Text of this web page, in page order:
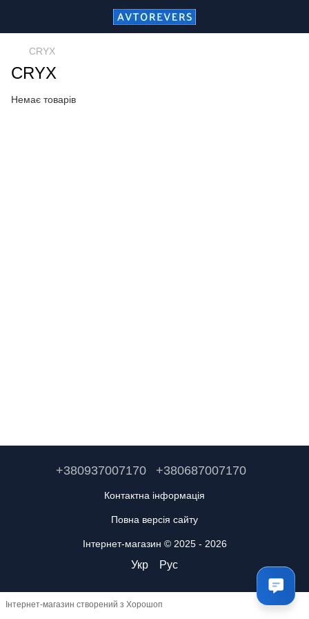
CRYX
CRYX
Немає товарів
+380937007170 +380687007170
Контактна інформація
Повна версія сайту
Інтернет-магазин © 2025 - 2026
Укр Рус
Інтернет-магазин створений з Хорошоп